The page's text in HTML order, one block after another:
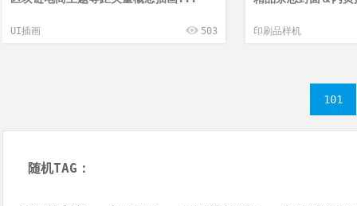
UI插画 503 印刷品样机
101
随机TAG：